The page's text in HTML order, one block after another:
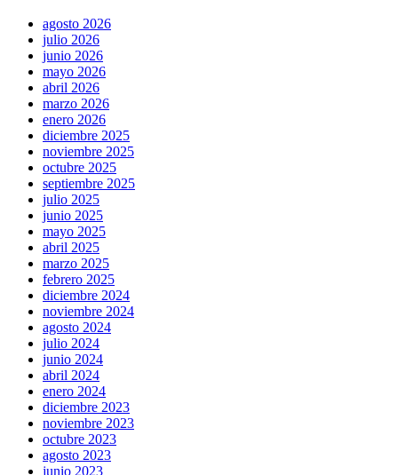
agosto 2026
julio 2026
junio 2026
mayo 2026
abril 2026
marzo 2026
enero 2026
diciembre 2025
noviembre 2025
octubre 2025
septiembre 2025
julio 2025
junio 2025
mayo 2025
abril 2025
marzo 2025
febrero 2025
diciembre 2024
noviembre 2024
agosto 2024
julio 2024
junio 2024
abril 2024
enero 2024
diciembre 2023
noviembre 2023
octubre 2023
agosto 2023
junio 2023